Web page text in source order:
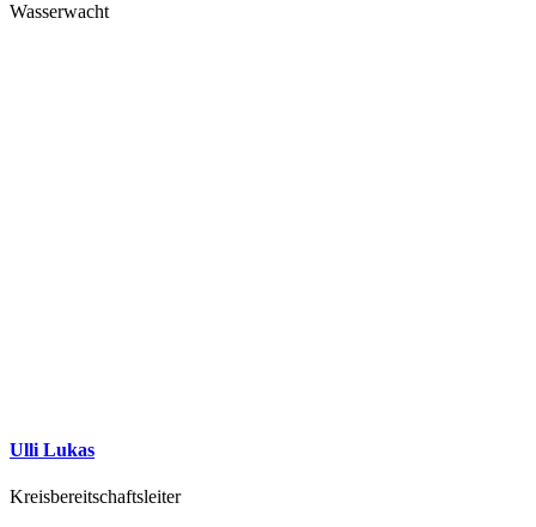
Wasserwacht
Ulli Lukas
Kreisbereitschaftsleiter